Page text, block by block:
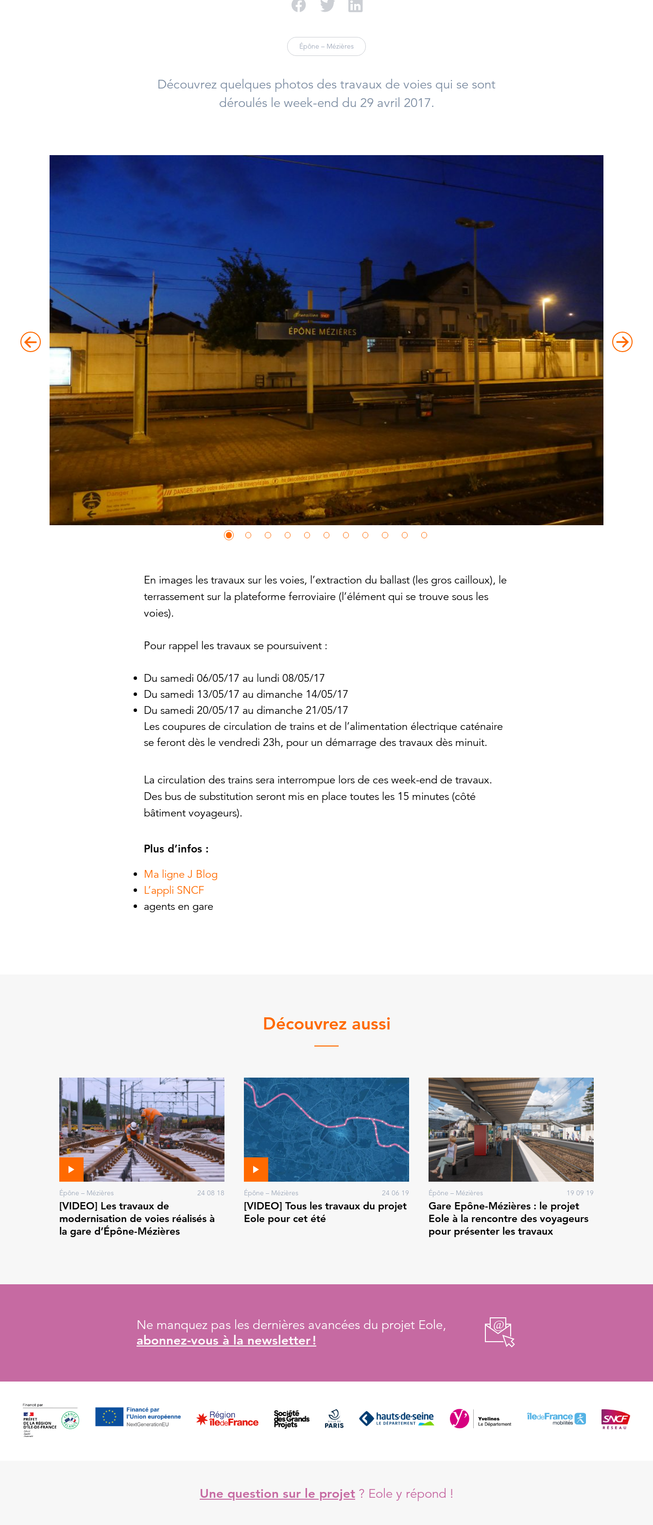
Partager sur Facebook
Partager sur Twitter
Épône – Mézières
Découvrez quelques photos des travaux de voies qui se sont
déroulés le week-end du 29 avril 2017.
En images les travaux sur les voies, l’extraction du ballast (les gros cailloux), le
terrassement sur la plateforme ferroviaire (l’élément qui se trouve sous les
voies).
Pour rappel les travaux se poursuivent :
Du samedi 06/05/17 au lundi 08/05/17
Du samedi 13/05/17 au dimanche 14/05/17
Du samedi 20/05/17 au dimanche 21/05/17
Les coupures de circulation de trains et de l’alimentation électrique caténaire
se feront dès le vendredi 23h, pour un démarrage des travaux dès minuit.
La circulation des trains sera interrompue lors de ces week-end de travaux.
Des bus de substitution seront mis en place toutes les 15 minutes (côté
bâtiment voyageurs).
Plus d’infos :
Ma ligne J Blog
L’appli SNCF
agents en gare
Découvrez aussi
Épône – Mézières 24 08 18
[VIDEO] Les travaux de
modernisation de voies réalisés à
la gare d’Épône-Mézières
Épône – Mézières 24 06 19
[VIDEO] Tous les travaux du projet
Eole pour cet été
Épône – Mézières 19 09 19
Gare Epône-Mézières : le projet
Eole à la rencontre des voyageurs
pour présenter les travaux
Ne manquez pas les dernières avancées du projet Eole,
abonnez-vous à la newsletter !
Une question sur le projet ? Eole y répond !